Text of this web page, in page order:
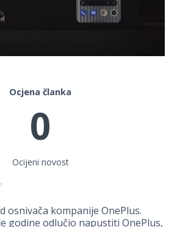
Ocjena članka
0
Ocijeni novost
osnivača kompanije OnePlus.
godine odlučio napustiti OnePlus,